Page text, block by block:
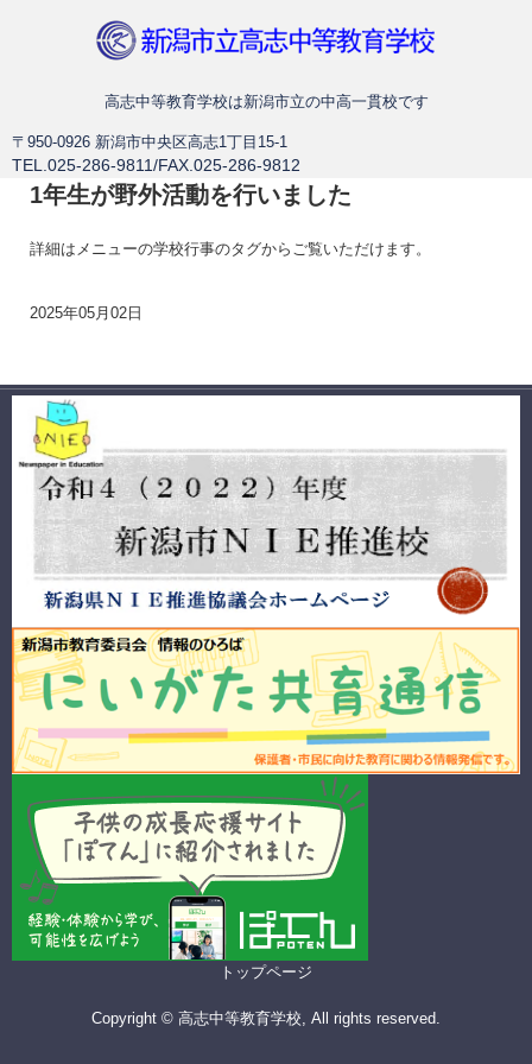
新潟市立高志中等教育学校
高志中等教育学校は新潟市立の中高一貫校です
〒950-0926 新潟市中央区高志1丁目15-1
TEL.025-286-9811/FAX.025-286-9812
1年生が野外活動を行いました
詳細はメニューの学校行事のタグからご覧いただけます。
2025年05月02日
トップページ
Copyright © 高志中等教育学校, All rights reserved.